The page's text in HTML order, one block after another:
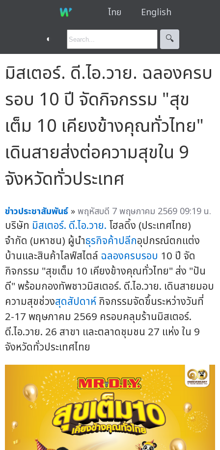
ไทย English
◐ 🔍︎
มิสเตอร์. ดี.ไอ.วาย. ฉลองครบ
รอบ 10 ปี จัดกิจกรรม "สุข
เต็ม 10 เคียงข้างคุณทั่วไทย"
เดินสายส่งต่อความสุขใน 9
จังหวัดทั่วประเทศ
ข่าวประชาสัมพันธ์ »พฤหัสบดี 7 พฤษภาคม 2569 09:19 น.
บริษัท มิสเตอร์. ดี.ไอ.วาย. โฮลดิ้ง (ประเทศไทย)
จำกัด (มหาชน) ผู้นำธุรกิจค้าปลีกอุปกรณ์ตกแต่ง
บ้านและสินค้าไลฟ์สไตล์ ฉลองครบรอบ 10 ปี จัด
กิจกรรม "สุขเต็ม 10 เคียงข้างคุณทั่วไทย" ส่ง "ปัน
ดี" พร้อมกองทัพชาวมิสเตอร์. ดี.ไอ.วาย. เดินสายมอบ
ความสุขช่วงสุดสัปดาห์กิจกรรมจัดขึ้นระหว่างวันที่
2-17 พฤษภาคม 2569 ครอบคลุมร้านมิสเตอร์.
ดี.ไอ.วาย. 26 สาขา และตลาดชุมชน 27 แห่ง ใน 9
จังหวัดทั่วประเทศไทย